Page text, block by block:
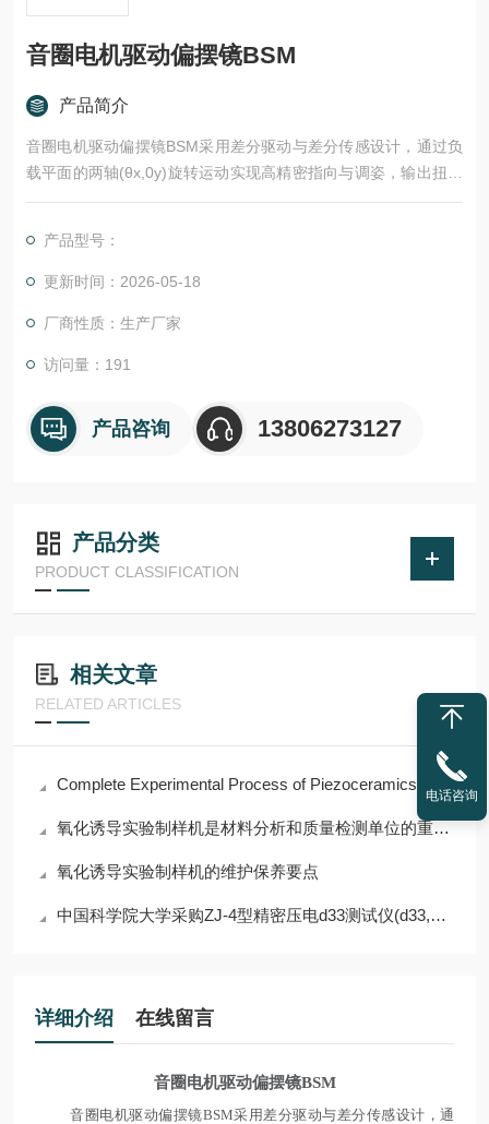
音圈电机驱动偏摆镜BSM
产品简介
音圈电机驱动偏摆镜BSM采用差分驱动与差分传感设计，通过负
载平面的两轴(θx,0y)旋转运动实现高精密指向与调姿，输出扭矩
大，控制精度高，适用于超远程大口径光束的快速指向、扫描及
产品型号：
更新时间：2026-05-18
厂商性质：生产厂家
访问量：191
产品咨询 13806273127
产品分类
PRODUCT CLASSIFICATION
相关文章
RELATED ARTICLES
Complete Experimental Process of Piezoceramics
氧化诱导实验制样机是材料分析和质量检测单位的重要辅助设备
氧化诱导实验制样机的维护保养要点
中国科学院大学采购ZJ-4型精密压电d33测试仪(d33,电阻，极化）
详细介绍 在线留言
音圈电机驱动偏摆镜BSM
音圈电机驱动偏摆镜BSM采用差分驱动与差分传感设计，通
电话咨询